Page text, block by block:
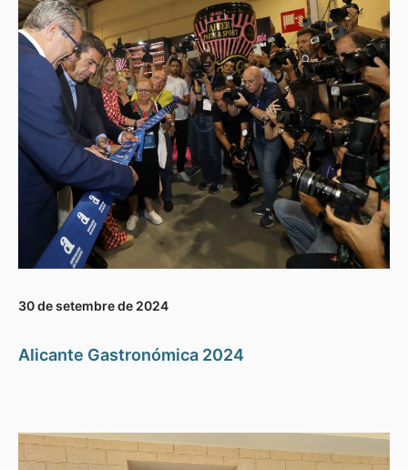
30 de setembre de 2024
Alicante Gastronómica 2024